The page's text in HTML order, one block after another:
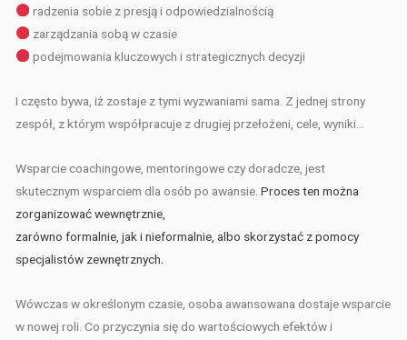
radzenia sobie z presją i odpowiedzialnością
zarządzania sobą w czasie
podejmowania kluczowych i strategicznych decyzji
I często bywa, iż zostaje z tymi wyzwaniami sama. Z jednej strony
zespół, z którym współpracuje z drugiej przełożeni, cele, wyniki…
Wsparcie coachingowe, mentoringowe czy doradcze, jest
skutecznym wsparciem dla osób po awansie.Proces ten można
zorganizować wewnętrznie,
zarówno formalnie,jak i nieformalnie, albo skorzystać z pomocy
specjalistów zewnętrznych.
Wówczas w określonym czasie, osoba awansowana dostaje wsparcie
w nowej roli. Co przyczynia się do wartościowych efektów i